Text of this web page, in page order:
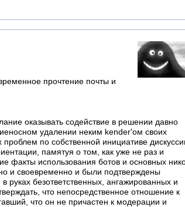
прочтение почты и
оказывать содействие в решении давно
удалении неким kender'ом своих
по собственной инициативе
памятуя о том, как уже не раз и
факты использования ботов и основных
и своевременно и были подтверждены
руках безответственных, ангажированных и
что непосредственное отношение к
что он не причастен к модерации и